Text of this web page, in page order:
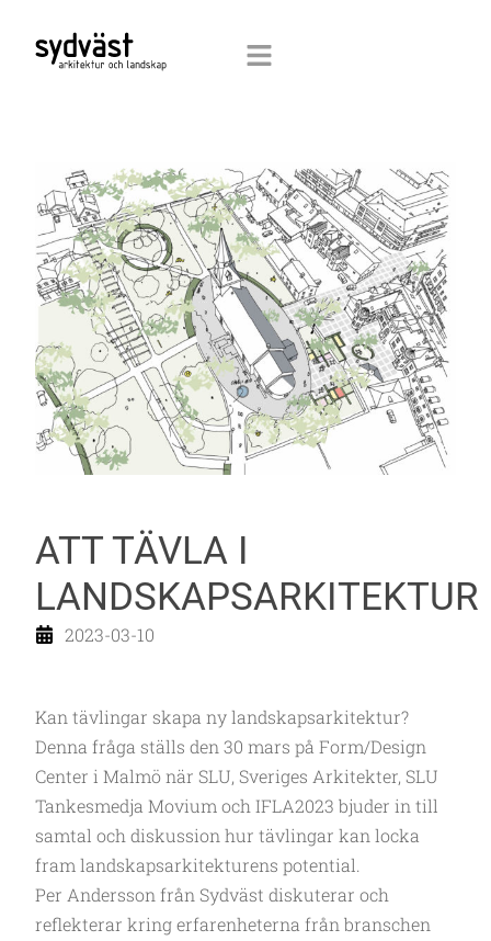
ATT TÄVLA I
LANDSKAPSARKITEKTUR
2023-03-10
Kan tävlingar skapa ny landskapsarkitektur?
Denna fråga ställs den 30 mars på Form/Design
Center i Malmö när SLU, Sveriges Arkitekter, SLU
Tankesmedja Movium och IFLA2023 bjuder in till
samtal och diskussion hur tävlingar kan locka
fram landskapsarkitekturens potential.
Per Andersson från Sydväst diskuterar och
reflekterar kring erfarenheterna från branschen